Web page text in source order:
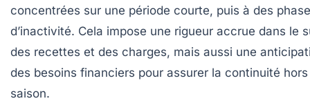
concentrées sur une période courte, puis à des
d’inactivité. Cela impose une rigueur accrue dans le
des recettes et des charges, mais aussi une
des besoins financiers pour assurer la continuité hors
saison.